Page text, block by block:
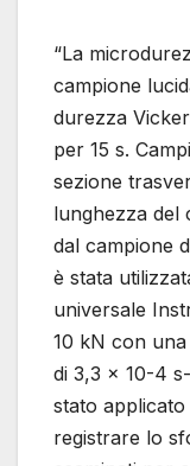
“La
campione
durezza
per 15 s.
sezione
lunghezza del
dal campione
è stata
universale
10 kN con
di 3,3 × 10-4
stato
registrare lo